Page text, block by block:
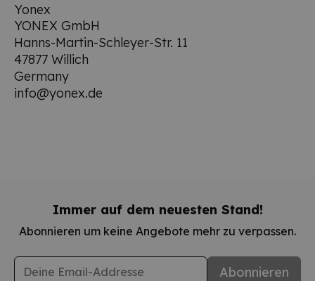
Yonex
YONEX GmbH
Hanns-Martin-Schleyer-Str. 11
47877 Willich
Germany
info@yonex.de
Immer auf dem neuesten Stand!
Abonnieren um keine Angebote mehr zu verpassen.
E-Mail-Adresse Abonnieren